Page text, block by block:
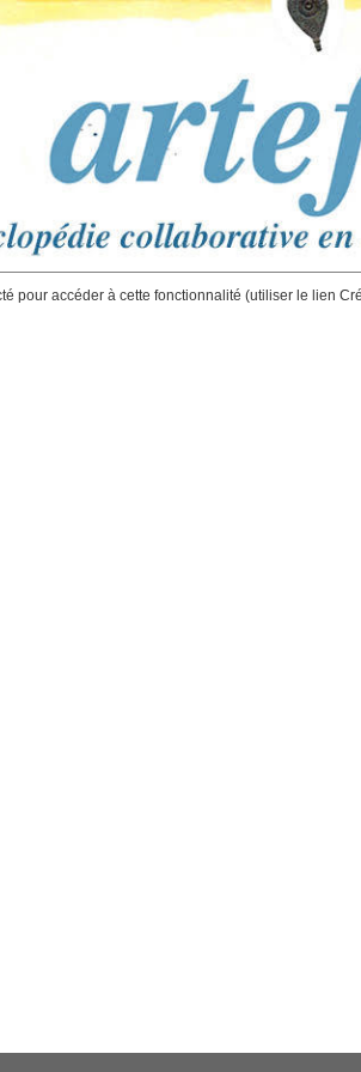
pour accéder à cette fonctionnalité (utiliser le lien